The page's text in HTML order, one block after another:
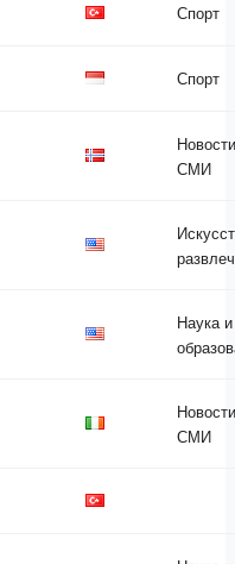
Спорт
Спорт
СМИ
Наука и
СМИ